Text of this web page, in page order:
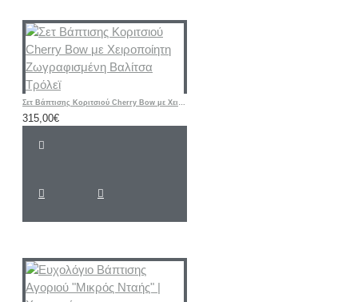
Σετ Βάπτισης Κοριτσιού Cherry Bow με Χειροποίητη Ζωγραφισμένη Βαλίτσα Τρόλεϊ
315,00€